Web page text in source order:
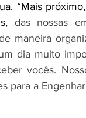
“Mais
das nossas
maneira
dia muito
vocês.
para a